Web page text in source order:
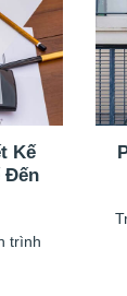
Kế
Đến
trình